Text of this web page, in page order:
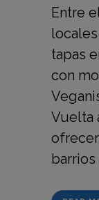
Entre
tapas
con
Vuelta
barrios